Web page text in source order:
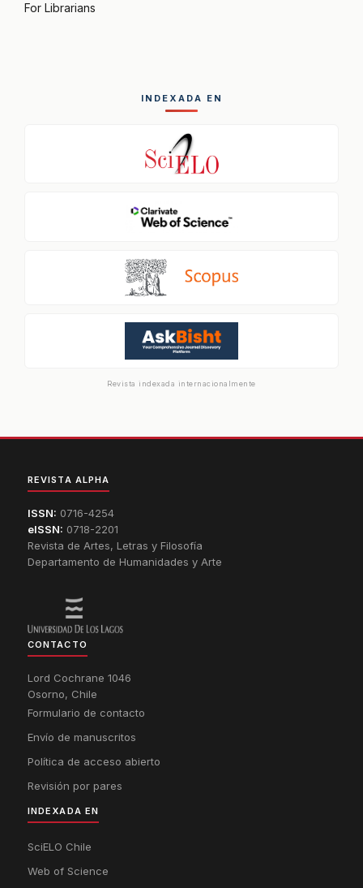
For Librarians
INDEXADA EN
Revista indexada internacionalmente
REVISTA ALPHA
ISSN: 0716-4254
eISSN: 0718-2201
Revista de Artes, Letras y Filosofía
Departamento de Humanidades y Arte
CONTACTO
Lord Cochrane 1046
Osorno, Chile
Formulario de contacto
Envío de manuscritos
Política de acceso abierto
Revisión por pares
INDEXADA EN
SciELO Chile
Web of Science